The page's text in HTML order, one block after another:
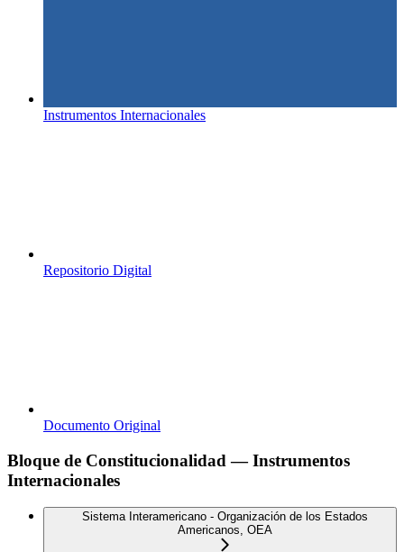
Instrumentos Internacionales
Repositorio Digital
Documento Original
Bloque de Constitucionalidad — Instrumentos
Internacionales
Sistema Interamericano - Organización de los Estados
Americanos, OEA